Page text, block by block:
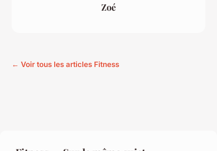
Zoé
← Voir tous les articles Fitness